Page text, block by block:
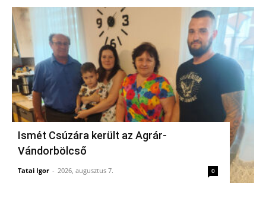
Ismét Csúzára került az Agrár-
Vándorbölcső
Tatai Igor - 2026, augusztus 7. 0